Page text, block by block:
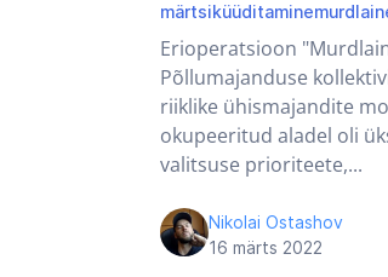
märtsiküüditamine
Erioperatsioon
Põllumajanduse
riiklike ühismajandite
okupeeritud aladel oli
valitsuse prioriteete,...
Nikolai Ostashov
16 märts 2022